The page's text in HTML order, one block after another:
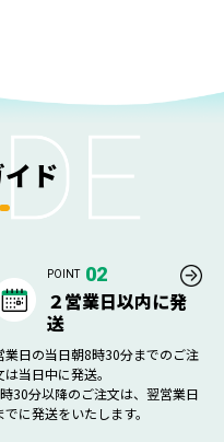
ド
POINT 02
２営業日以内に発
送
業日の当日朝8時30分までのご注
は当日中に発送。
30分以降のご注文は、翌営業日
でに発送をいたします。